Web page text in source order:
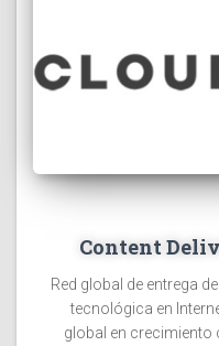
Content
Red global de entrega
tecnológica en
global en